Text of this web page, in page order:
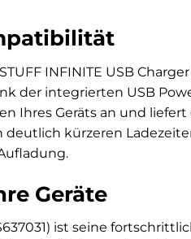
INFINITE USB Charger
der integrierten USB
Ihres Geräts an und
kürzeren
Geräte
ist seine